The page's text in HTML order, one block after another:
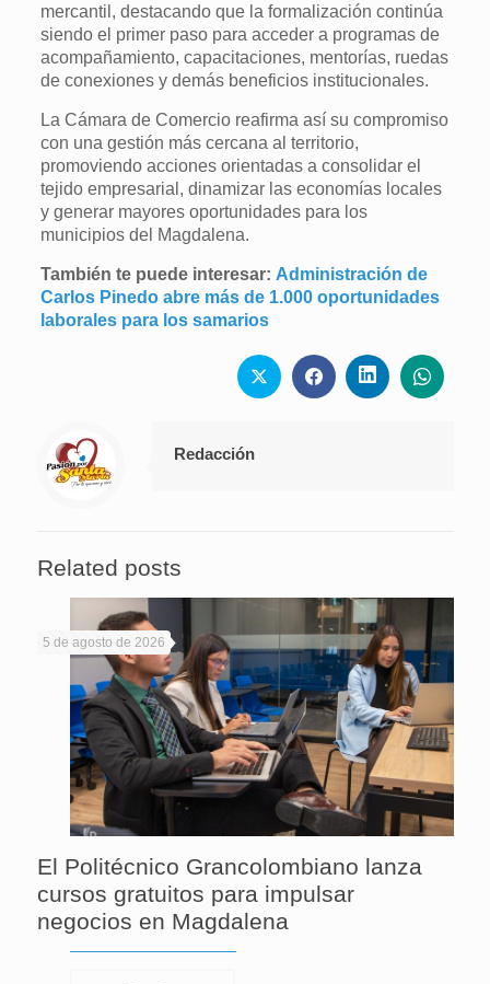
mercantil, destacando que la formalización continúa
siendo el primer paso para acceder a programas de
acompañamiento, capacitaciones, mentorías, ruedas
de conexiones y demás beneficios institucionales.
La Cámara de Comercio reafirma así su compromiso
con una gestión más cercana al territorio,
promoviendo acciones orientadas a consolidar el
tejido empresarial, dinamizar las economías locales
y generar mayores oportunidades para los
municipios del Magdalena.
También te puede interesar: Administración de
Carlos Pinedo abre más de 1.000 oportunidades
laborales para los samarios
Redacción
Related posts
5 de agosto de 2026
El Politécnico Grancolombiano lanza
cursos gratuitos para impulsar
negocios en Magdalena